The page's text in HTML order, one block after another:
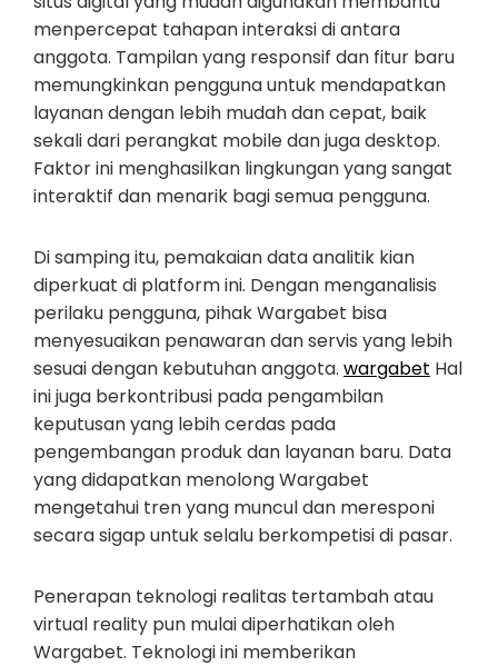
menpercepat tahapan interaksi di antara
anggota. Tampilan yang responsif dan fitur baru
memungkinkan pengguna untuk mendapatkan
layanan dengan lebih mudah dan cepat, baik
sekali dari perangkat mobile dan juga desktop.
Faktor ini menghasilkan lingkungan yang sangat
interaktif dan menarik bagi semua pengguna.
Di samping itu, pemakaian data analitik kian
diperkuat di platform ini. Dengan menganalisis
perilaku pengguna, pihak Wargabet bisa
menyesuaikan penawaran dan servis yang lebih
sesuai dengan kebutuhan anggota. wargabet Hal
ini juga berkontribusi pada pengambilan
keputusan yang lebih cerdas pada
pengembangan produk dan layanan baru. Data
yang didapatkan menolong Wargabet
mengetahui tren yang muncul dan meresponi
secara sigap untuk selalu berkompetisi di pasar.
Penerapan teknologi realitas tertambah atau
virtual reality pun mulai diperhatikan oleh
Wargabet. Teknologi ini memberikan